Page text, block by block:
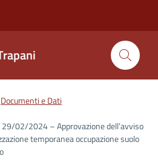
Documenti e Dati
02/2024 – Approvazione dell’avviso
temporanea occupazione suolo